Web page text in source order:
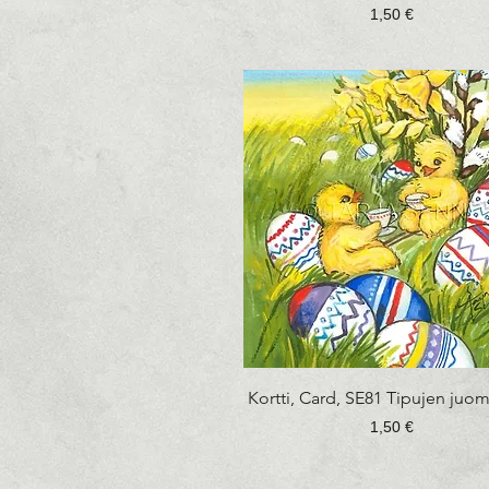
Hinta
1,50 €
Pikakatselu
Kortti, Card, SE81 Tipujen
Hinta
1,50 €